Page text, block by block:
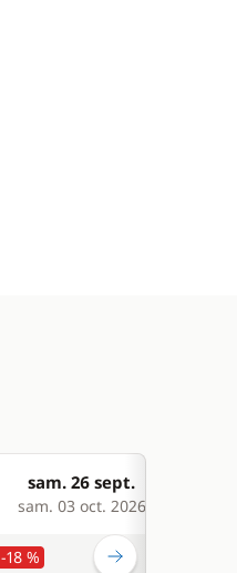
sam. 26 sept.
sam. 03 oct. 2026
-18 %